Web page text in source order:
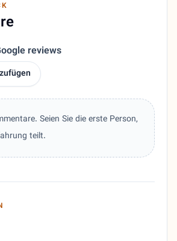
reviews
Seien Sie die erste Person,
teilt.